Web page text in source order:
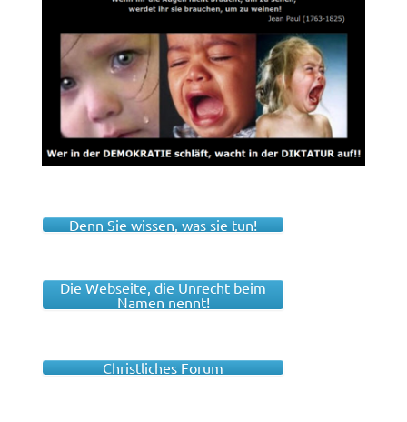
Denn Sie wissen, was sie tun!
Die Webseite, die Unrecht beim
Namen nennt!
Christliches Forum